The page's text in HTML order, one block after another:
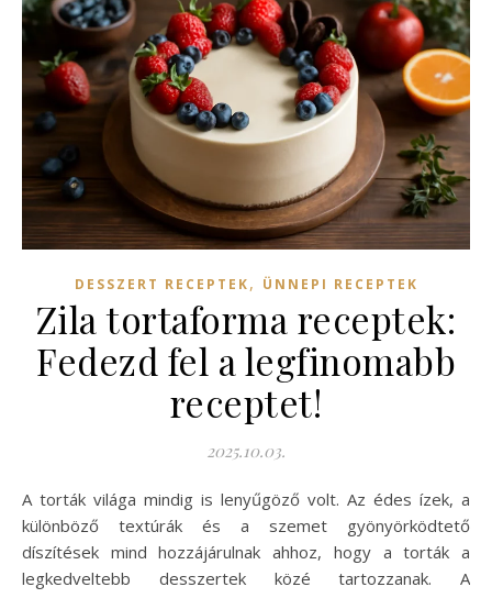
DESSZERT RECEPTEK, ÜNNEPI RECEPTEK
Zila tortaforma receptek:
Fedezd fel a legfinomabb
receptet!
2025.10.03.
A torták világa mindig is lenyűgöző volt. Az édes ízek, a
különböző textúrák és a szemet gyönyörködtető
díszítések mind hozzájárulnak ahhoz, hogy a torták a
legkedveltebb desszertek közé tartozzanak. A